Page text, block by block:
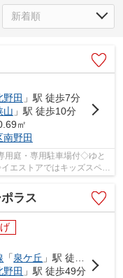
野田 」駅 徒歩7分
山 」駅 徒歩10分
㎡
南野田
庭・専用駐車場付◇ゆと
エストアではキッズスペー
ラス
「泉ケ丘 」駅 徒歩22分
野田 」駅 徒歩49分